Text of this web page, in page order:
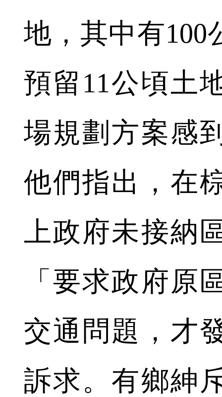
地，其中有100
預留11公頃土
場規劃方案感
他們指出，在
上政府未接納
「要求政府原
交通問題，才
訴求。有鄉紳